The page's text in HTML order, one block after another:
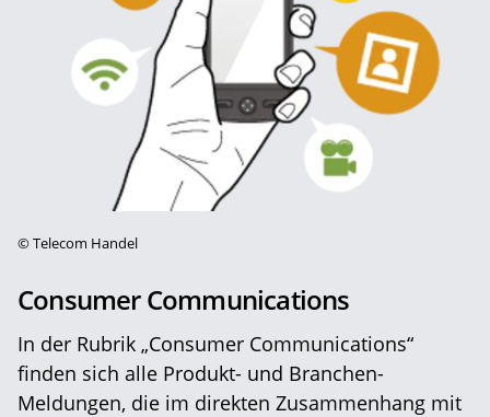
©Telecom Handel
Consumer Communications
In der Rubrik „Consumer Communications“
finden sich alle Produkt- und Branchen-
Meldungen, die im direkten Zusammenhang mit